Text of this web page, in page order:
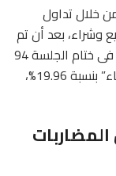
مليار جنيه، من خلال تداول
ألف عملية بيع وشراء، بعد أن تم
التداول على أسهم 209 شركات مقيدة، ارتفع فى ختام الجلسة 94
سهمًا وكان أكثر الأسهم ارتفاعًا “اسمنت سيناء” بنسبة 19.96%،